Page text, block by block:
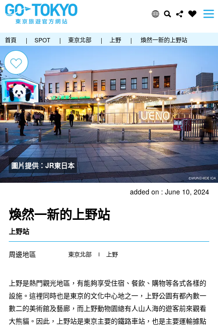
首頁 | SPOT | 東京北部 | 上野 | 煥然一新的上野站
圖片提供：JR東日本
added on : June 10, 2024
煥然一新的上野站
上野站
周邊地區 東京北部 上野
上野是熱門觀光地區，有能夠享受住宿、餐飲、購物等各式各樣的
設施。這裡同時也是東京的文化中心地之一，上野公園有都內數一
數二的美術館及藝廊，而上野動物園總有人山人海的遊客前來觀看
大熊貓。因此，上野站是東京主要的鐵路車站，也是主要運輸據點